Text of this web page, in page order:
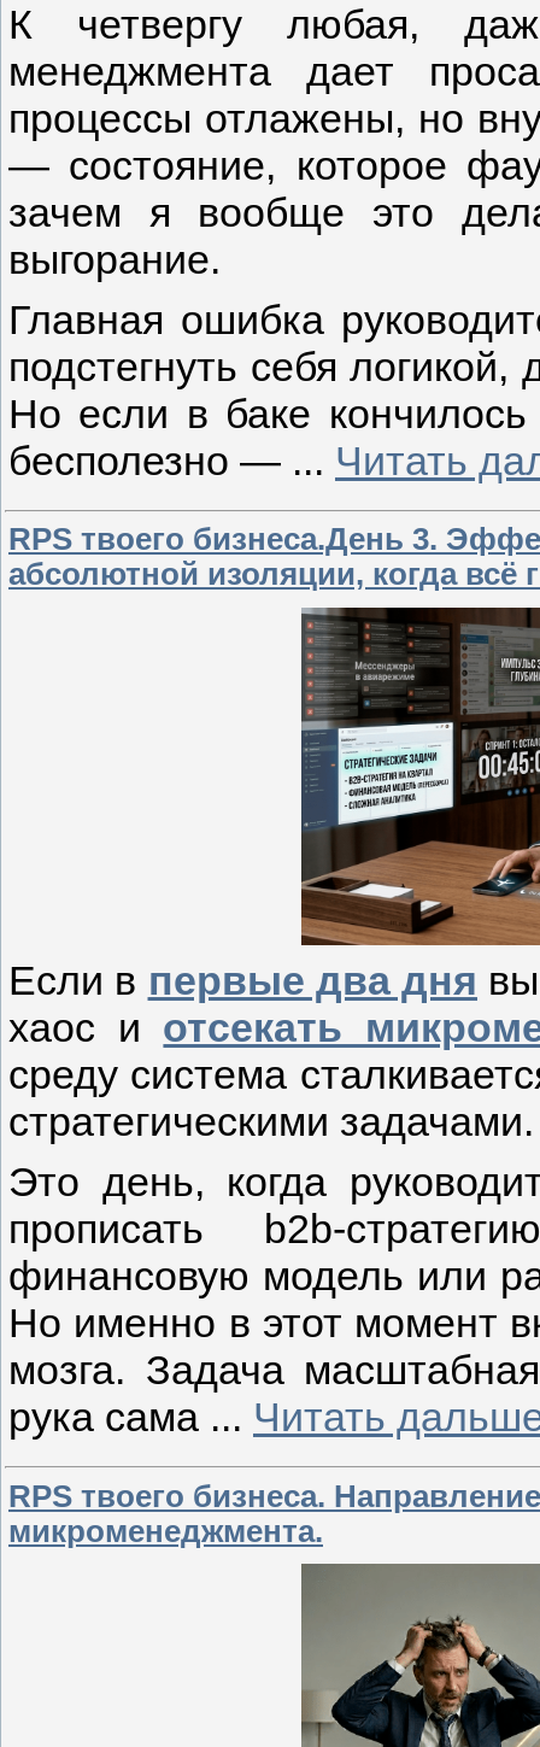
К четвергу любая,
менеджмента дает
процессы отлажены, но
— состояние, которое
зачем я вообще это
выгорание.
Главная ошибка
подстегнуть себя
Но если в баке
бесполезно — ... Читать
RPS твоего бизнеса.День 3.
абсолютной изоляции, когда всё
Если в первые два дня
хаос и отсекать
среду система
стратегическими задачами.
Это день, когда
прописать b2b-
финансовую модель или
Но именно в этот момент
мозга. Задача
рука сама ... Читать
RPS твоего бизнеса.
микроменеджмента.